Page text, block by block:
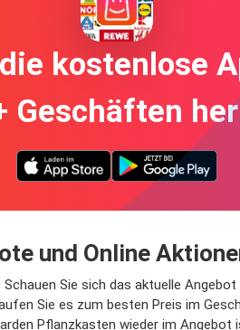
kostenlose
Geschäften
und Online
Sie sich das aktuelle
Sie es zum besten Preis im
Pflanzkasten wieder im Angebot